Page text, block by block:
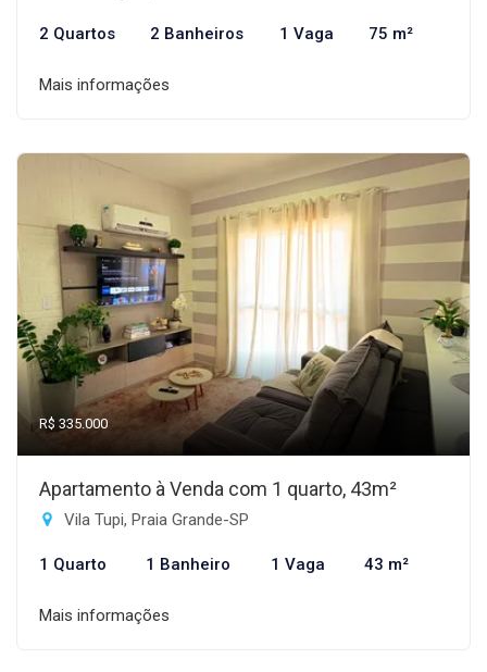
2 Quartos 2 Banheiros 1 Vaga 75 m²
Mais informações
R$ 335.000
Apartamento à Venda com 1 quarto, 43m²
Vila Tupi, Praia Grande-SP
1 Quarto 1 Banheiro 1 Vaga 43 m²
Mais informações